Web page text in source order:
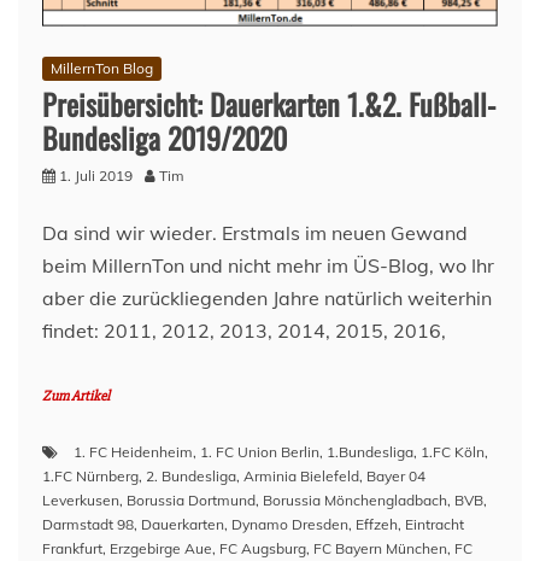
MillernTon Blog
Preisübersicht: Dauerkarten 1.&2. Fußball-
Bundesliga 2019/2020
1. Juli 2019 Tim
Da sind wir wieder. Erstmals im neuen Gewand
beim MillernTon und nicht mehr im ÜS-Blog, wo Ihr
aber die zurückliegenden Jahre natürlich weiterhin
findet: 2011, 2012, 2013, 2014, 2015, 2016,
Zum Artikel
1. FC Heidenheim, 1. FC Union Berlin, 1.Bundesliga, 1.FC Köln,
1.FC Nürnberg, 2. Bundesliga, Arminia Bielefeld, Bayer 04
Leverkusen, Borussia Dortmund, Borussia Mönchengladbach, BVB,
Darmstadt 98, Dauerkarten, Dynamo Dresden, Effzeh, Eintracht
Frankfurt, Erzgebirge Aue, FC Augsburg, FC Bayern München, FC